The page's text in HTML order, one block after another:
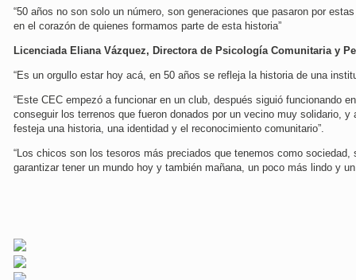
“50 años no son solo un número, son generaciones que pasaron por
en el corazón de quienes formamos parte de esta historia”
Licenciada Eliana Vázquez, Directora de Psicología Comunitaria y
“Es un orgullo estar hoy acá, en 50 años se refleja la historia de una
“Este CEC empezó a funcionar en un club, después siguió funcionando
conseguir los terrenos que fueron donados por un vecino muy solidario,
festeja una historia, una identidad y el reconocimiento comunitario”.
“Los chicos son los tesoros más preciados que tenemos como
garantizar tener un mundo hoy y también mañana, un poco más lindo y